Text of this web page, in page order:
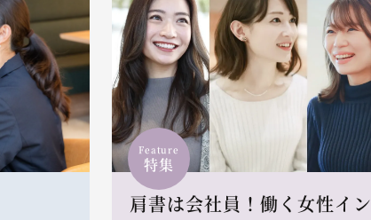
Feature
特集
肩書は会社員！働く女性イン